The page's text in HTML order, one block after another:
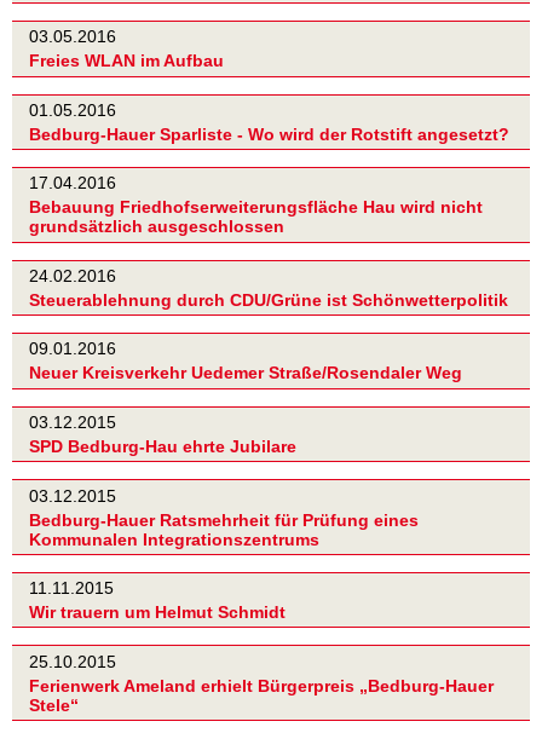
03.05.2016
Freies WLAN im Aufbau
01.05.2016
Bedburg-Hauer Sparliste - Wo wird der Rotstift angesetzt?
17.04.2016
Bebauung Friedhofserweiterungsfläche Hau wird nicht
grundsätzlich ausgeschlossen
24.02.2016
Steuerablehnung durch CDU/Grüne ist Schönwetterpolitik
09.01.2016
Neuer Kreisverkehr Uedemer Straße/Rosendaler Weg
03.12.2015
SPD Bedburg-Hau ehrte Jubilare
03.12.2015
Bedburg-Hauer Ratsmehrheit für Prüfung eines
Kommunalen Integrationszentrums
11.11.2015
Wir trauern um Helmut Schmidt
25.10.2015
Ferienwerk Ameland erhielt Bürgerpreis „Bedburg-Hauer
Stele“